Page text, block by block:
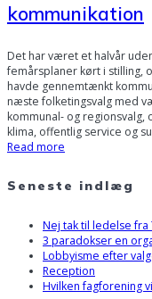
kommunikation
Det har været et halvår
femårsplaner kørt i stilling,
havde gennemtænkt
næste folketingsvalg med
kommunal- og
klima, offentlig service og
Read more
Seneste indlæg
Nej tak til ledelse fra
3 paradokser en
Lobbyisme efter
Reception
Hvilken fagforening